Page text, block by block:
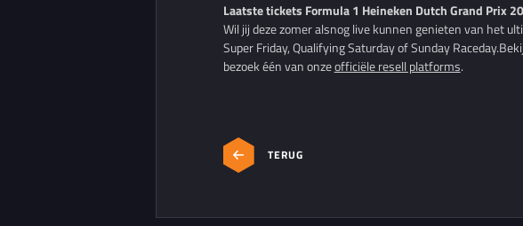
Laatste tickets Formula 1 Heineken Dutch Grand Prix
Wil jij deze zomer alsnog live kunnen genieten van het
Super Friday, Qualifying Saturday of Sunday
bezoek één van onzeofficiële resell platforms.
TERUG